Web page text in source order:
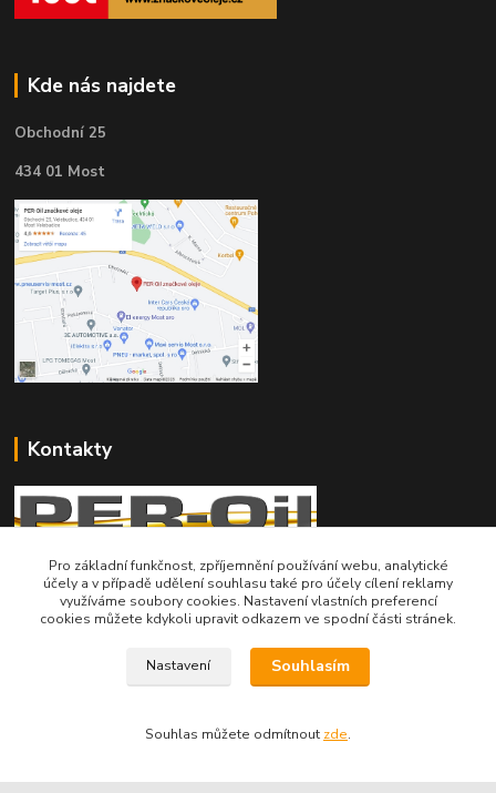
Kde nás najdete
Obchodní 25
434 01 Most
Kontakty
Telefon pro technické dotazy: 775 113 255
Pro základní funkčnost, zpříjemnění používání webu, analytické
účely a v případě udělení souhlasu také pro účely cílení reklamy
využíváme soubory cookies. Nastavení vlastních preferencí
cookies můžete kdykoli upravit odkazem ve spodní části stránek.
Nastavení Souhlasím
Souhlas můžete odmítnout zde.